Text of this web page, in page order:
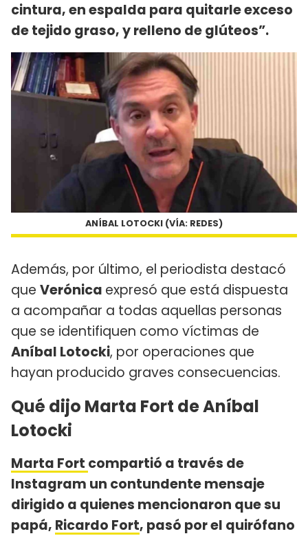
cintura, en espalda para quitarle exceso
de tejido graso, y relleno de glúteos”.
ANÍBAL LOTOCKI (VÍA: REDES)
Además, por último, el periodista destacó
que Verónica expresó que está dispuesta
a acompañar a todas aquellas personas
que se identifiquen como víctimas de
Aníbal Lotocki, por operaciones que
hayan producido graves consecuencias.
Qué dijo Marta Fort de Aníbal
Lotocki
Marta Fort compartió a través de
Instagram un contundente mensaje
dirigido a quienes mencionaron que su
papá, Ricardo Fort, pasó por el quirófano